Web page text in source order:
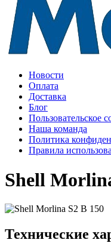
Новости
Оплата
Доставка
Блог
Пользовательское
Наша команда
Политика
Правила
Shell
Технические